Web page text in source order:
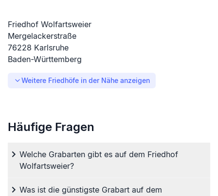
Friedhof Wolfartsweier
Mergelackerstraße
76228 Karlsruhe
Baden-Württemberg
Weitere Friedhöfe in der Nähe anzeigen
Häufige Fragen
Welche Grabarten gibt es auf dem Friedhof
Wolfartsweier?
Was ist die günstigste Grabart auf dem